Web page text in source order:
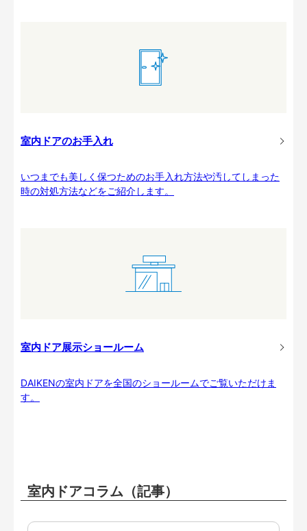
室内ドアのお手入れ
いつまでも美しく保つためのお手入れ方法や汚してしまった
時の対処方法などをご紹介します。
室内ドア展示ショールーム
DAIKENの室内ドアを全国のショールームでご覧いただけま
す。
室内ドアコラム（記事）